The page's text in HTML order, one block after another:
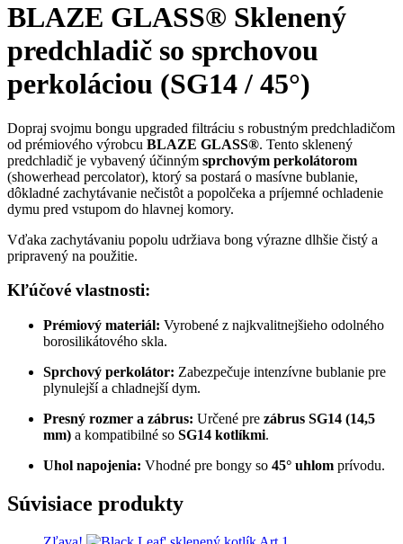
"kužeľ"
BLAZE GLASS® Sklenený
predchladič so sprchovou
perkoláciou (SG14 / 45°)
Dopraj svojmu bongu upgraded filtráciu s robustným predchladičom
od prémiového výrobcu BLAZE GLASS®. Tento sklenený
predchladič je vybavený účinným sprchovým perkolátorom
(showerhead percolator), ktorý sa postará o masívne bublanie,
dôkladné zachytávanie nečistôt a popolčeka a príjemné ochladenie
dymu pred vstupom do hlavnej komory.
Vďaka zachytávaniu popolu udržiava bong výrazne dlhšie čistý a
pripravený na použitie.
Kľúčové vlastnosti:
Prémiový materiál: Vyrobené z najkvalitnejšieho odolného
borosilikátového skla.
Sprchový perkolátor: Zabezpečuje intenzívne bublanie pre
plynulejší a chladnejší dym.
Presný rozmer a zábrus: Určené pre zábrus SG14 (14,5
mm) a kompatibilné so SG14 kotlíkmi.
Uhol napojenia: Vhodné pre bongy so 45° uhlom prívodu.
Súvisiace produkty